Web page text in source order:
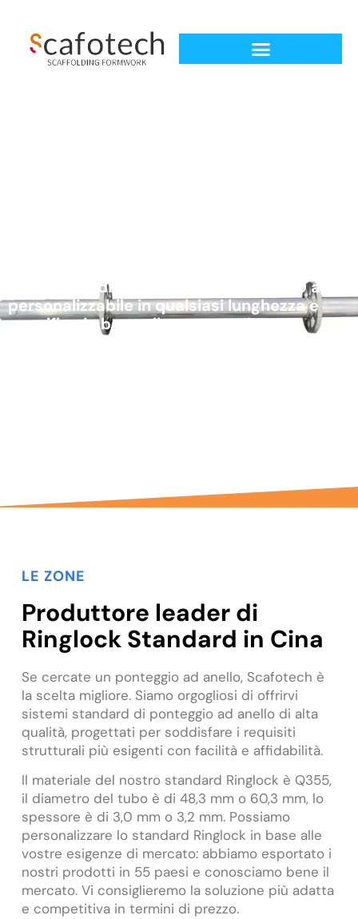
Produttore di standard Ringlock da 20 anni,
personalizzabile in qualsiasi lunghezza e
specifica in base alle vostre esigenze.
Certificazione EN 12811 rilasciata dal TUV. La
LE ZONE
Produttore leader di
Ringlock Standard in Cina
Se cercate un ponteggio ad anello, Scafotech è
la scelta migliore. Siamo orgogliosi di offrirvi
sistemi standard di ponteggio ad anello di alta
qualità, progettati per soddisfare i requisiti
strutturali più esigenti con facilità e affidabilità.
Il materiale del nostro standard Ringlock è Q355,
il diametro del tubo è di 48,3 mm o 60,3 mm, lo
spessore è di 3,0 mm o 3,2 mm. Possiamo
personalizzare lo standard Ringlock in base alle
vostre esigenze di mercato: abbiamo esportato i
nostri prodotti in 55 paesi e conosciamo bene il
mercato. Vi consiglieremo la soluzione più adatta
e competitiva in termini di prezzo.